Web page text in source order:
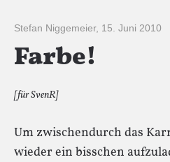
Stefan Niggemeier, 15. Juni 2010
Farbe!
[für SvenR]
Um zwischendurch das
wieder ein bisschen